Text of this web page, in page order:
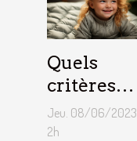
Quels
critères
pour
choisir un
Jeu. 08/06/2023
2h